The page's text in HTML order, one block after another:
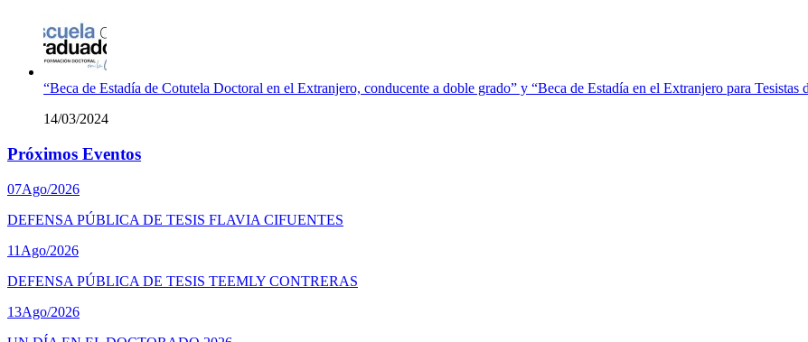
“Beca de Estadía de Cotutela Doctoral en el Extranjero, conducente a doble grado” y “Beca de Estadía en el Extranjero para
14/03/2024
Próximos Eventos
07Ago/2026
DEFENSA PÚBLICA DE TESIS FLAVIA CIFUENTES
11 Ago/2026
DEFENSA PÚBLICA DE TESIS TEEMLY CONTRERAS
13Ago/2026